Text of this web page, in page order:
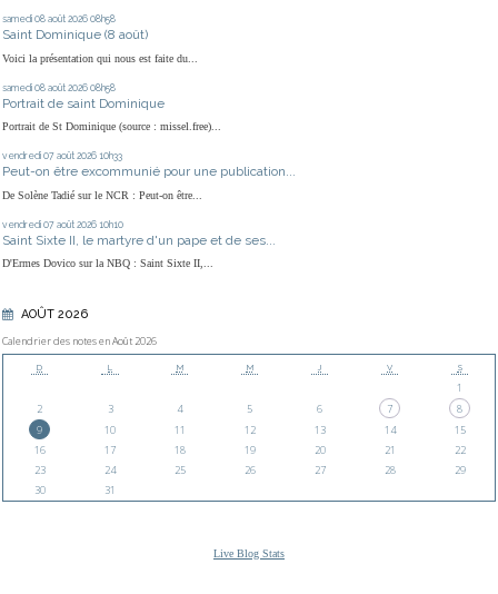
samedi 08 août 2026 08h58
Saint Dominique (8 août)
Voici la présentation qui nous est faite du...
samedi 08 août 2026 08h58
Portrait de saint Dominique
Portrait de St Dominique (source : missel.free)...
vendredi 07 août 2026 10h33
Peut-on être excommunié pour une publication...
De Solène Tadié sur le NCR : Peut-on être...
vendredi 07 août 2026 10h10
Saint Sixte II, le martyre d'un pape et de ses...
D'Ermes Dovico sur la NBQ : Saint Sixte II,...
AOÛT 2026
Calendrier des notes en Août 2026
D L M M J V S
1
2
3 4 5 6 7
8
9
10 11 12 13 14
15
16
17 18 19 20 21
22
23
24 25 26 27 28
29
30
31
Live Blog Stats